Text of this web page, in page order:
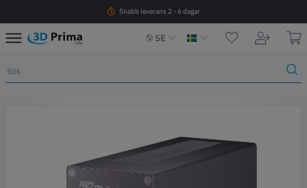
Snabb leverans 2 - 6 dagar
SE